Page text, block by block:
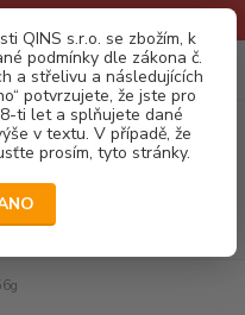
QINS s.r.o. se zbožím, k
podmínky dle zákona č.
a střelivu a následujících
potvrzujete, že jste pro
ti let a splňujete dané
v textu. V případě, že
prosím, tyto stránky.
Menu
0
za0,00 Kč